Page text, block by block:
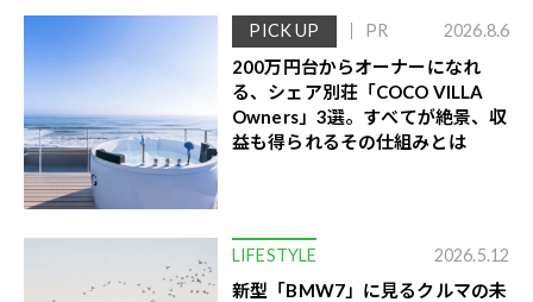
PICK UP PR 2026.8.6
200万円台からオーナーになれ
る、シェア別荘「COCO VILLA
Owners」3選。すべてが絶景、収
益も得られるその仕組みとは
LIFESTYLE 2026.5.12
新型「BMW7」に見るクルマの未